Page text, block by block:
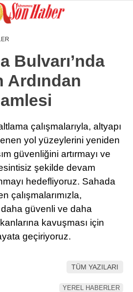
Bulvarı’nda
Ardından
çalışmalarıyla, altyapı
yol yüzeylerini yeniden
güvenliğini artırmayı ve
şekilde devam
hedefliyoruz. Sahada
çalışmalarımızla,
daha güvenli ve daha
kavuşması için
geçiriyoruz.
TÜM YAZILARI
YEREL HABERLER